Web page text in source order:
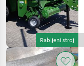
Rabljeni stroj